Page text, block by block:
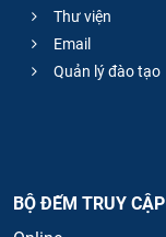
Thư viện
Email
Quản lý đào tạo
BỘ ĐẾM TRUY CẬP